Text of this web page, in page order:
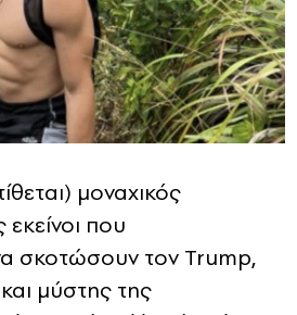
μοναχικός
που
σκοτώσουν τον Trump,
μύστης της